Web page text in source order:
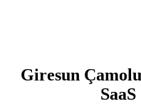
Giresun